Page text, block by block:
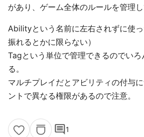
があり、ゲーム全体のルールを管理し
Abilityという名前に左右されずに使
振れるとかに限らない）
Tagという単位で管理できるのでいろ
る。
マルチプレイだとアビリティの付与
ントで異なる権限があるので注意。
comment1